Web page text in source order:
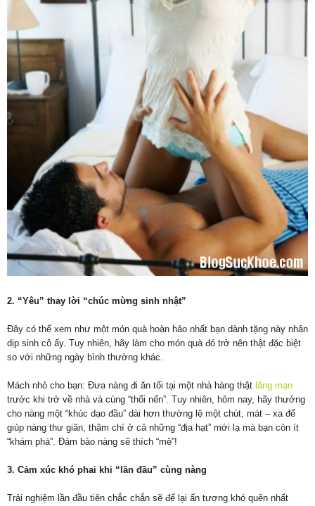
2. “Yêu” thay lời “chúc mừng sinh nhật”
Đây có thể xem như một món quà hoàn hảo nhất bạn dành tặng này nhân
dịp sinh cô ấy. Tuy nhiên, hãy làm cho món quà đó trở nên thật đặc biệt
so với những ngày bình thường khác.
Mách nhỏ cho bạn: Đưa nàng đi ăn tối tại một nhà hàng thật lãng mạn
trước khi trở về nhà và cùng “thổi nến”. Tuy nhiên, hôm nay, hãy thưởng
cho nàng một “khúc dạo đầu” dài hơn thường lệ một chút, mát – xa để
giúp nàng thư giãn, thậm chí ở cả những “địa hạt” mới lạ mà bạn còn ít
“khám phá”. Đảm bảo nàng sẽ thích “mê”!
3. Cảm xúc khó phai khi “lần đầu” cùng nàng
Trải nghiệm lần đầu tiên chắc chắn sẽ để lại ấn tượng khó quên nhất